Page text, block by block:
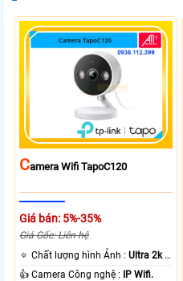
CAmera Wifi TapoC120
Giá bán: 5%-35%
Giá Gốc: Liên hệ
🔅 Chất lượng hình Ảnh :Ultra 2k +
.
👍 Camera Công nghệ : IP Wifi.